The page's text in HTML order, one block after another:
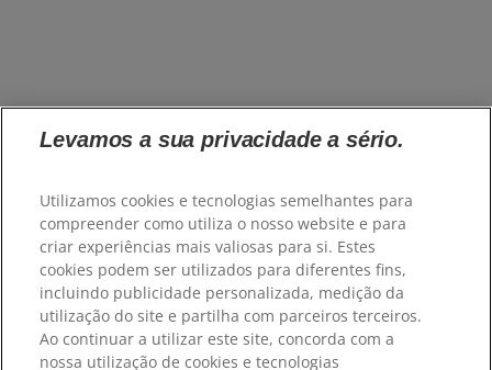
Levamos a sua privacidade a sério.
Utilizamos cookies e tecnologias semelhantes para
compreender como utiliza o nosso website e para
criar experiências mais valiosas para si. Estes
cookies podem ser utilizados para diferentes fins,
incluindo publicidade personalizada, medição da
utilização do site e partilha com parceiros terceiros.
Ao continuar a utilizar este site, concorda com a
nossa utilização de cookies e tecnologias